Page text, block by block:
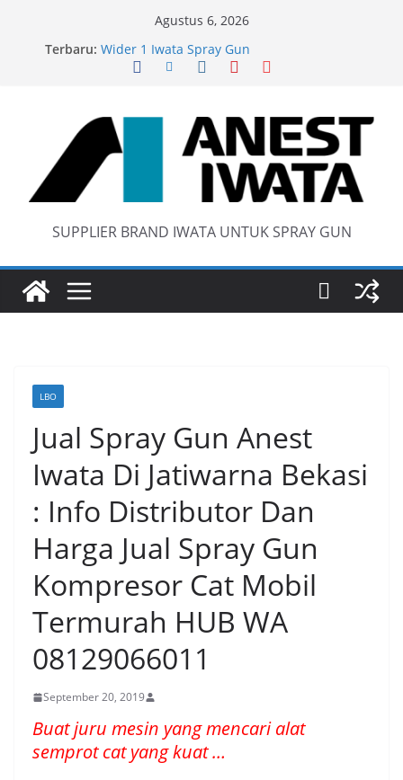
Agustus 6, 2026
Terbaru: Wider 1 Iwata Spray Gun
Anest Iwata W71 C Original
Iwata W 71 New Model ….Last generation…
SUPPLIER BRAND IWATA UNTUK SPRAY GUN
LBO
Jual Spray Gun Anest
Iwata Di Jatiwarna Bekasi
: Info Distributor Dan
Harga Jual Spray Gun
Kompresor Cat Mobil
Termurah HUB WA
08129066011
September 20, 2019
Buat juru mesin yang mencari alat
semprot cat yang kuat …